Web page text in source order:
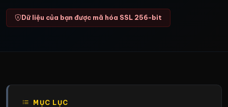
Dữ liệu của bạn được mã hóa SSL 256-bit
MỤC LỤC